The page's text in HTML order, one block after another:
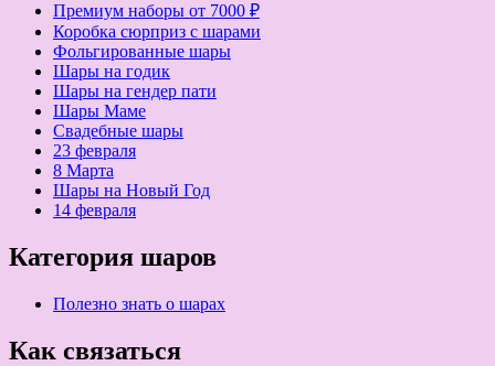
Премиум наборы от 7000 ₽
Коробка сюрприз с шарами
Фольгированные шары
Шары на годик
Шары на гендер пати
Шары Маме
Свадебные шары
23 февраля
8 Марта
Шары на Новый Год
14 февраля
Категория шаров
Полезно знать о шарах
Как связаться